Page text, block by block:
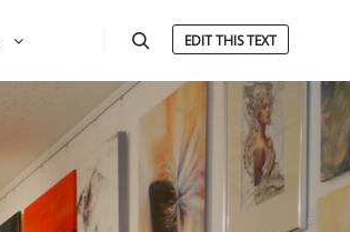
EDIT THIS TEXT